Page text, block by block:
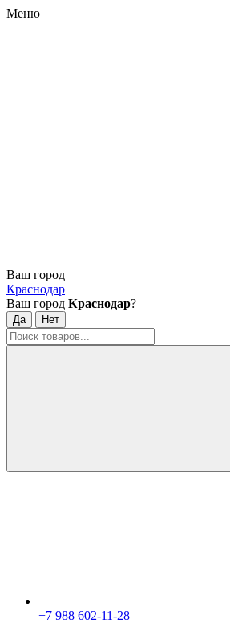
Меню
Ваш город
Краснодар
Ваш город Краснодар?
+7 988 602-11-28